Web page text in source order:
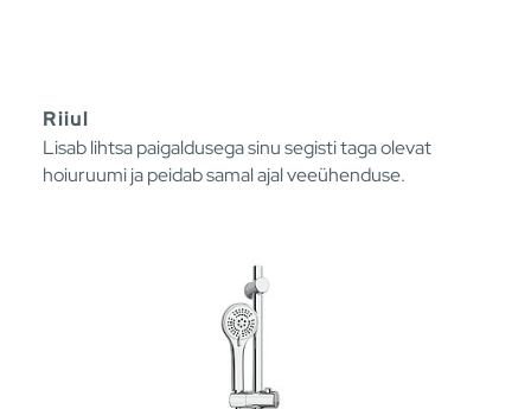
Riiul
Lisab lihtsa paigaldusega sinu segisti taga olevat
hoiuruumi ja peidab samal ajal veeühenduse.